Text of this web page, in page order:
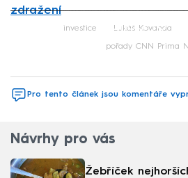
zdražení
Failed to
investice Lukáš Kovanda
pořady CNN Prima
Pro tento článek jsou komentáře
Návrhy pro vás
Žebříček